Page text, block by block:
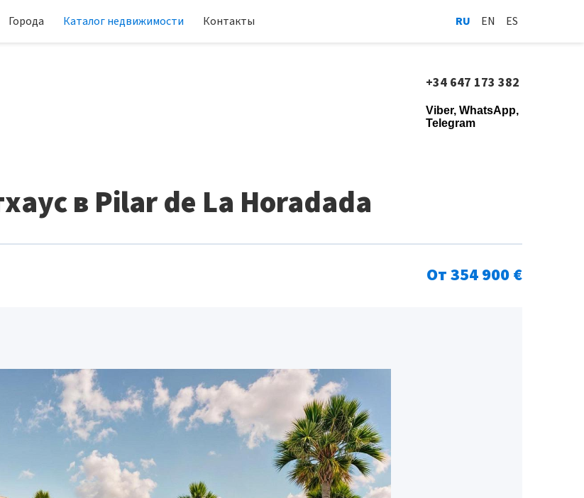
Города Каталог недвижимости Контакты RU EN ES
+34 647 173 382
Viber, WhatsApp,
Telegram
в Pilar de La Horadada
От 354 900 €